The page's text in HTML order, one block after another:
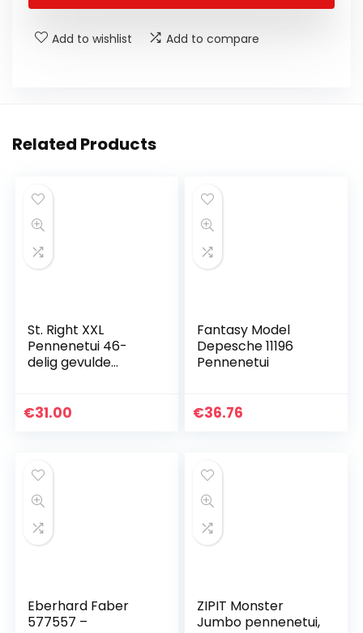
Add to wishlist Add to compare
Related Products
St. Right XXL
Pennenetui 46-
delig gevulde
x 7 cm incl. vulpen
€31.00
Fantasy Model
Depesche 11196
Pennenetui
€36.76
Eberhard Faber
577557 –
ZIPIT Monster
Jumbo pennenetui,